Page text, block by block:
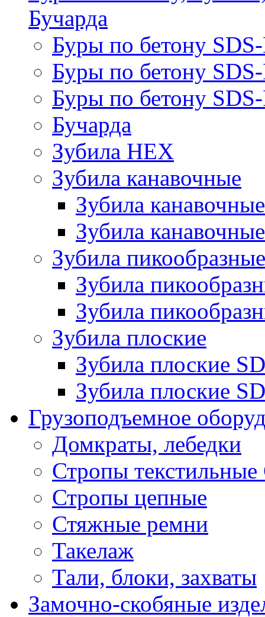
Бучарда
Буры по бетону
Буры по бетону
Буры по бетону
Бучарда
Зубила HEX
Зубила канавочные
Зубила
Зубила
Зубила пикообразные
Зубила
Зубила
Зубила плоские
Зубила плоские
Зубила плоские
Грузоподъемное
Домкраты, лебедки
Стропы
Стропы цепные
Стяжные ремни
Такелаж
Тали, блоки, захваты
Замочно-скобяные